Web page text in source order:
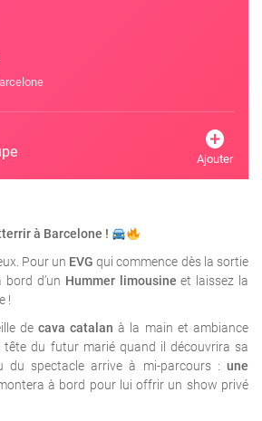
add_circle
Ajouter
à Barcelone !
Pour un EVG qui commence dès la sortie
bord d’un Hummer limousine et laissez la
!
de cava catalan à la main et ambiance
tête du futur marié quand il découvrira sa
du spectacle arrive à mi-parcours : une
à bord pour lui offrir un show privé